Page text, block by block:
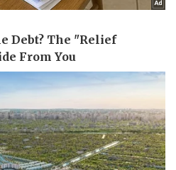
Đời sống